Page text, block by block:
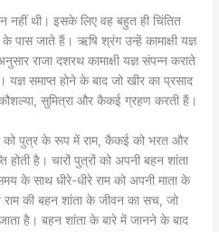
नहीं थी। इसके लिए वह बहुत ही चिंतित
जाते हैं। ऋषि श्रंग उन्हें कामाक्षी यज्ञ
राजा दशरथ कामाक्षी यज्ञ संपन्न कराते
समाप्त होने के बाद जो खीर का प्रसाद
सुमित्रा और कैकई ग्रहण करती हैं।
को पुत्र के रूप में राम, कैकई को भरत और
होती है। चारों पुत्रों को अपनी बहन शांता
के साथ धीरे-धीरे राम को अपनी माता के
की बहन शांता के जीवन का सच, जो
है। बहन शांता के बारे में जानने के बाद